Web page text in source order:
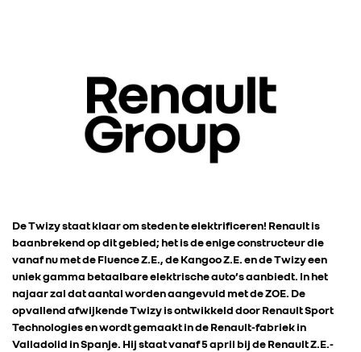
De Twizy staat klaar om steden te elektrificeren! Renault is
baanbrekend op dit gebied; het is de enige constructeur die
vanaf nu met de Fluence Z.E., de Kangoo Z.E. en de Twizy een
uniek gamma betaalbare elektrische auto’s aanbiedt. In het
najaar zal dat aantal worden aangevuld met de ZOE. De
opvallend afwijkende Twizy is ontwikkeld door Renault Sport
Technologies en wordt gemaakt in de Renault-fabriek in
Valladolid in Spanje. Hij staat vanaf 5 april bij de Renault Z.E.-